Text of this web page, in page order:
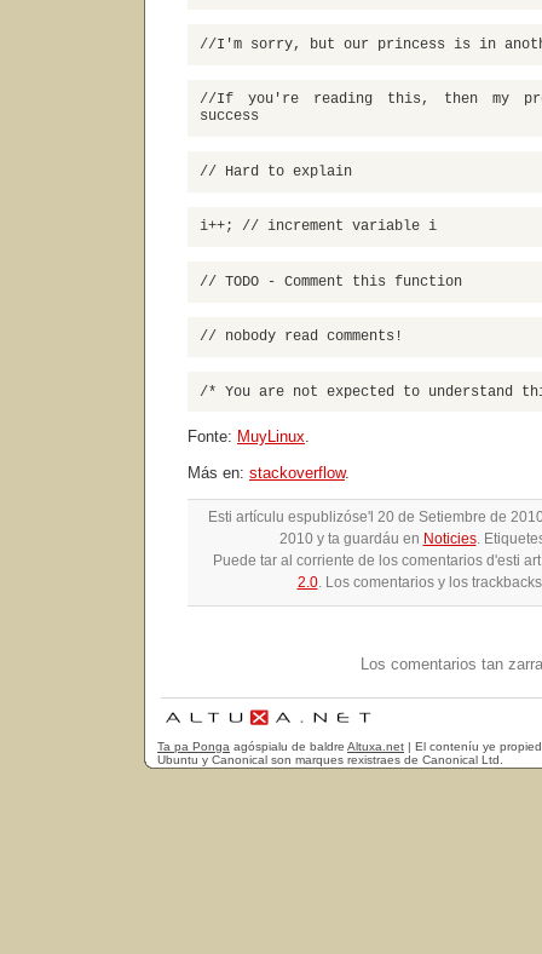
//I'm sorry, but our princess is in
//If you're reading this, then my
success
// Hard to explain
i++; // increment variable i
// TODO - Comment this function
// nobody read comments!
/* You are not expected to understand
Fonte: MuyLinux.
Más en: stackoverflow.
Esti artículu espublizóse'l 20 de Setiembre de
2010 y ta guardáu en Noticies.
Puede tar al corriente de los comentarios d'esti
2.0. Los comentarios y los
Los comentarios tan
Ta pa Ponga agóspialu de baldre Altuxa.net | El conteníu ye
Ubuntu y Canonical son marques rexistraes de Canonical Ltd.